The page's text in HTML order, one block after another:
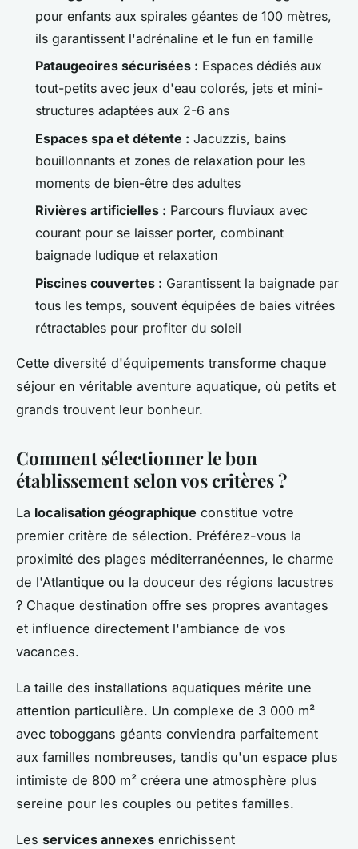
pour enfants aux spirales géantes de 100 mètres,
ils garantissent l'adrénaline et le fun en famille
Pataugeoires sécurisées : Espaces dédiés aux
tout-petits avec jeux d'eau colorés, jets et mini-
structures adaptées aux 2-6 ans
Espaces spa et détente : Jacuzzis, bains
bouillonnants et zones de relaxation pour les
moments de bien-être des adultes
Rivières artificielles : Parcours fluviaux avec
courant pour se laisser porter, combinant
baignade ludique et relaxation
Piscines couvertes : Garantissent la baignade par
tous les temps, souvent équipées de baies vitrées
rétractables pour profiter du soleil
Cette diversité d'équipements transforme chaque
séjour en véritable aventure aquatique, où petits et
grands trouvent leur bonheur.
Comment sélectionner le bon
établissement selon vos critères ?
La localisation géographique constitue votre
premier critère de sélection. Préférez-vous la
proximité des plages méditerranéennes, le charme
de l'Atlantique ou la douceur des régions lacustres
? Chaque destination offre ses propres avantages
et influence directement l'ambiance de vos
vacances.
La taille des installations aquatiques mérite une
attention particulière. Un complexe de 3 000 m²
avec toboggans géants conviendra parfaitement
aux familles nombreuses, tandis qu'un espace plus
intimiste de 800 m² créera une atmosphère plus
sereine pour les couples ou petites familles.
Les services annexes enrichissent